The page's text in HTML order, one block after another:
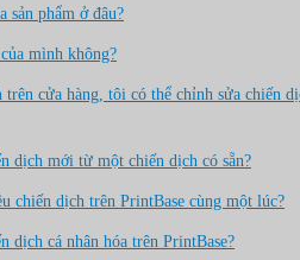
sản phẩm ở đâu?
mình không?
trên cửa hàng, tôi có thể chỉnh sửa chiến
dịch mới từ một chiến dịch có sẵn?
chiến dịch trên PrintBase cùng một lúc?
dịch cá nhân hóa trên PrintBase?